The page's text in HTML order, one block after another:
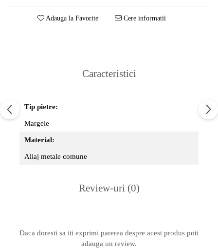
Adauga la Favorite Cere informatii
Caracteristici
Tip pietre:
Margele
Material:
Aliaj metale comune
Review-uri (0)
Daca doresti sa iti exprimi parerea despre acest produs poti
adauga un review.